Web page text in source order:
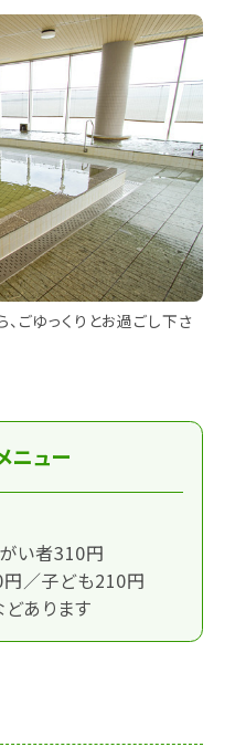
ごゆっくりとお過ごし下さ
ニュー
い者310円
／子ども210円
あります